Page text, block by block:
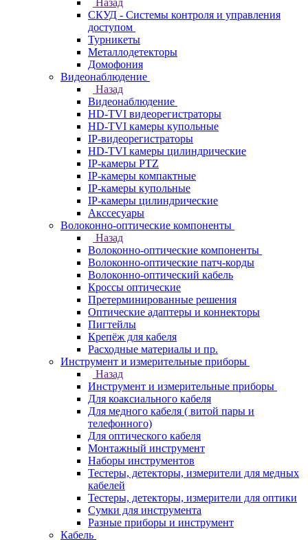
Назад
СКУД - Системы контроля и управления
доступом
Турникеты
Металлодетекторы
Домофония
Видеонаблюдение
Назад
Видеонаблюдение
HD-TVI видеорегистраторы
HD-TVI камеры купольные
IP-видеорегистраторы
HD-TVI камеры цилиндрические
IP-камеры PTZ
IP-камеры компактные
IP-камеры купольные
IP-камеры цилиндрические
Акссесуары
Волоконно-оптические компоненты
Назад
Волоконно-оптические компоненты
Волоконно-оптические патч-корды
Волоконно-оптический кабель
Кроссы оптические
Претерминированные решения
Оптические адаптеры и коннекторы
Пигтейлы
Крепёж для кабеля
Расходные материалы и пр.
Инструмент и измерительные приборы
Назад
Инструмент и измерительные приборы
Для коаксиального кабеля
Для медного кабеля ( витой пары и
телефонного)
Для оптического кабеля
Монтажный инструмент
Наборы инструментов
Тестеры, детекторы, измерители для медных
кабелей
Тестеры, детекторы, измерители для оптики
Сумки для инструмента
Разные приборы и инструмент
Кабель